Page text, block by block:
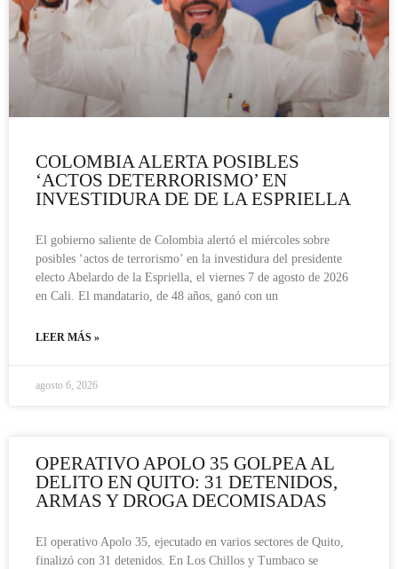
COLOMBIA ALERTA POSIBLES
‘ACTOS DETERRORISMO’ EN
INVESTIDURA DE DE LA ESPRIELLA
El gobierno saliente de Colombia alertó el miércoles sobre
posibles ‘actos de terrorismo’ en la investidura del presidente
electo Abelardo de la Espriella, el viernes 7 de agosto de 2026
en Cali. El mandatario, de 48 años, ganó con un
LEER MÁS »
agosto 6, 2026
OPERATIVO APOLO 35 GOLPEA AL
DELITO EN QUITO: 31 DETENIDOS,
ARMAS Y DROGA DECOMISADAS
El operativo Apolo 35, ejecutado en varios sectores de Quito,
finalizó con 31 detenidos. En Los Chillos y Tumbaco se